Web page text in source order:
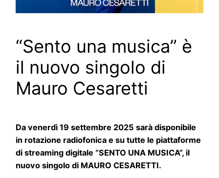
“Sento una musica” è
il nuovo singolo di
Mauro Cesaretti
Da venerdì 19 settembre 2025 sarà disponibile
in rotazione radiofonica e su tutte le piattaforme
di streaming digitale “SENTO UNA MUSICA”, il
nuovo singolo di MAURO CESARETTI.